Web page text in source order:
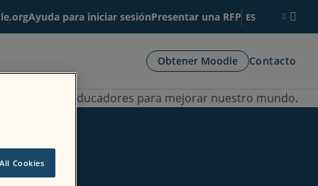
Obtener Moodle Contacto
Ayuda para iniciar sesiónPresentar una RFP ES
a los educadores para mejorar nuestro mundo.
Cookies